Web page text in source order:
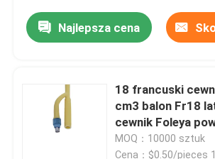
Dom
O nas
Najlepsza cena
18 francuski
cm3 balon Fr18
cewnik Foleya
silikonem
MOQ：10000 sztuk
Cena：$0.50/pieces